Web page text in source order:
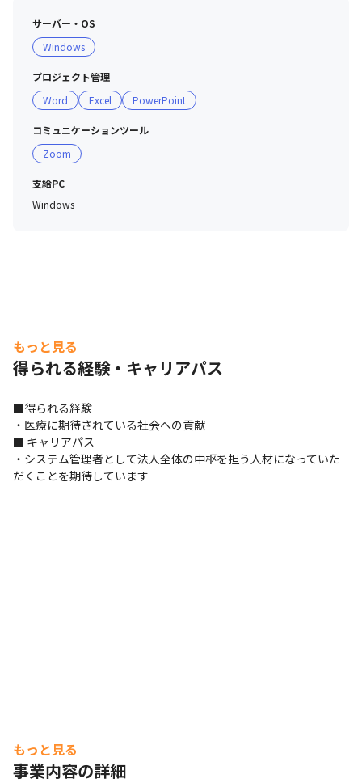
相談をしあいながら案件を進めています
・院内のイベント前をはじめ、繁忙期に総務の仕事のお手
伝いをお願いする場合があり、積極的に周囲と距離を縮め
られる機会があります
・ランチについて、横浜新緑総合病院の食堂では1食400
円で2種類のメニューから選ぶことができ、鶴巻温泉病院
ではさまざまな価格帯の複数メニューから選ぶことができ
ます
・食堂や施設内のコンビニでの買い物は給与天引きが可能
なため、キャッシュレスで気軽に買い物ができます
サーバー・OS
Windows
プロジェクト管理
Word
Excel PowerPoint
コミュニケーションツール
Zoom
支給PC
Windows
もっと見る
得られる経験・キャリアパス
■得られる経験
・医療に期待されている社会への貢献
■ キャリアパス
・システム管理者として法人全体の中枢を担う人材になっていた
だくことを期待しています
もっと見る
事業内容の詳細